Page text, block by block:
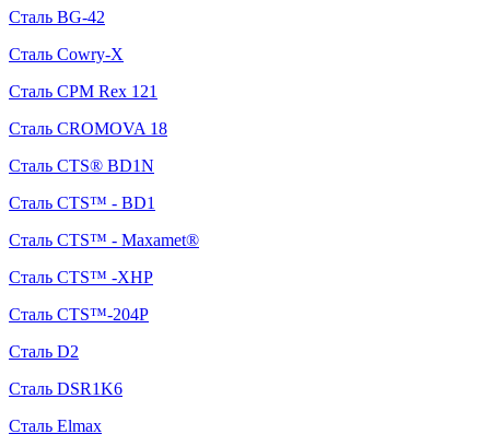
Сталь BG-42
Сталь Cowry-X
Сталь CPM Rex 121
Сталь CROMOVA 18
Сталь CTS® BD1N
Сталь CTS™ - BD1
Сталь CTS™ - Maxamet®
Сталь CTS™ -XHP
Сталь CTS™-204P
Сталь D2
Сталь DSR1K6
Сталь Elmax